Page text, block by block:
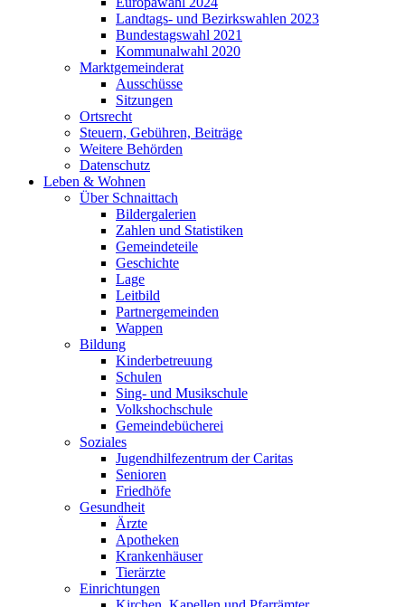
Landtags- und Bezirkswahlen 2023
Bundestagswahl 2021
Kommunalwahl 2020
Marktgemeinderat
Ausschüsse
Sitzungen
Ortsrecht
Steuern, Gebühren, Beiträge
Weitere Behörden
Datenschutz
Leben & Wohnen
Über Schnaittach
Bildergalerien
Zahlen und Statistiken
Gemeindeteile
Geschichte
Lage
Leitbild
Partnergemeinden
Wappen
Bildung
Kinderbetreuung
Schulen
Sing- und Musikschule
Volkshochschule
Gemeindebücherei
Soziales
Jugendhilfezentrum der Caritas
Senioren
Friedhöfe
Gesundheit
Ärzte
Apotheken
Krankenhäuser
Tierärzte
Einrichtungen